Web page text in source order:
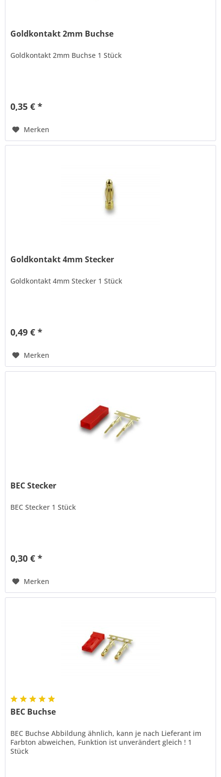
Goldkontakt 2mm Buchse
Goldkontakt 2mm Buchse 1 Stück
0,35 € *
Merken
Goldkontakt 4mm Stecker
Goldkontakt 4mm Stecker 1 Stück
0,49 € *
Merken
BEC Stecker
BEC Stecker 1 Stück
0,30 € *
Merken
BEC Buchse
BEC Buchse Abbildung ähnlich, kann je nach Lieferant im
Farbton abweichen, Funktion ist unverändert gleich ! 1
Stück